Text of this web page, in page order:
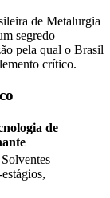
de Metalurgia
segredo
pela qual o Brasil
crítico.
de